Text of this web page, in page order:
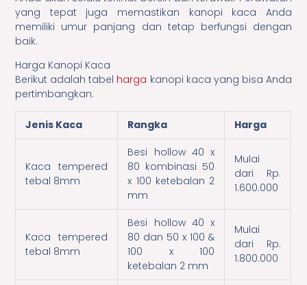
yang tepat juga memastikan kanopi kaca Anda
memiliki umur panjang dan tetap berfungsi dengan
baik.
Harga Kanopi Kaca
Berikut adalah tabel harga kanopi kaca yang bisa Anda
pertimbangkan:
Jenis Kaca Rangka Harga
Kaca tempered
tebal 8mm
Besi hollow 40 x
80 kombinasi 50
x 100 ketebalan 2
mm
Mulai
dari Rp.
1.600.000
Kaca tempered
tebal 8mm
Besi hollow 40 x
80 dan 50 x 100 &
100 x 100
ketebalan 2 mm
Mulai
dari Rp.
1.800.000